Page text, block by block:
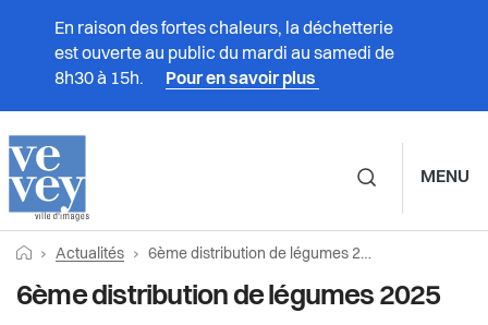
En raison des fortes chaleurs, la déchetterie
est ouverte au public du mardi au samedi de
8h30 à 15h.
Pour en savoir plus
MENU
Navigation principale
Prestations
FilRetourner vers la page d'accueil
Actualités Page actuelle:
6ème distribution de légumes 2025
6ème distribution de légumes 2025